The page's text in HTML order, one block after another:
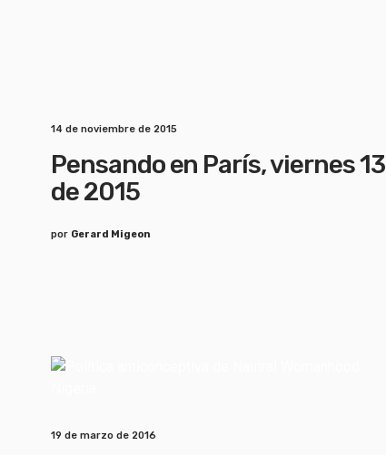
14 de noviembre de 2015
Pensando en París, viernes 13
de 2015
por Gerard Migeon
19 de marzo de 2016